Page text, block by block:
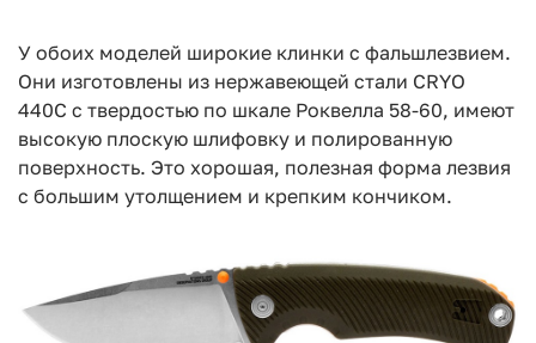
У обоих моделей широкие клинки с фальшлезвием.
Они изготовлены из нержавеющей стали CRYO
440C с твердостью по шкале Роквелла 58-60, имеют
высокую плоскую шлифовку и полированную
поверхность. Это хорошая, полезная форма лезвия
с большим утолщением и крепким кончиком.